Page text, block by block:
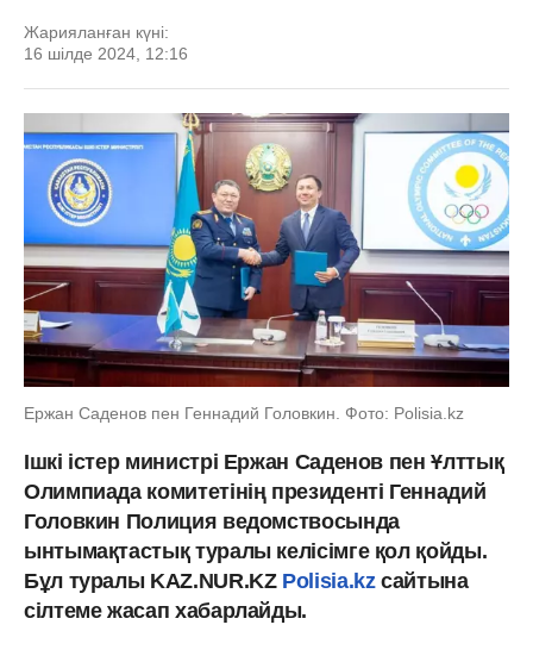
Жарияланған күні:
16 шілде 2024, 12:16
Ержан Саденов пен Геннадий Головкин. Фото: Polisia.kz
Ішкі істер министрі Ержан Саденов пен Ұлттық
Олимпиада комитетінің президенті Геннадий
Головкин Полиция ведомствосында
ынтымақтастық туралы келісімге қол қойды.
Бұл туралы KAZ.NUR.KZ Polisia.kzсайтына
сілтеме жасап хабарлайды.